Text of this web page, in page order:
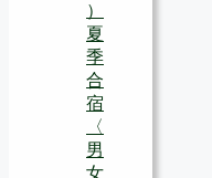
）
夏
季
合
宿
〈
男
女